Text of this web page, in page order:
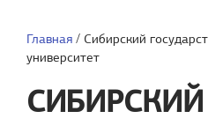
Главная / Сибирский
университет
СИБИРСКИЙ